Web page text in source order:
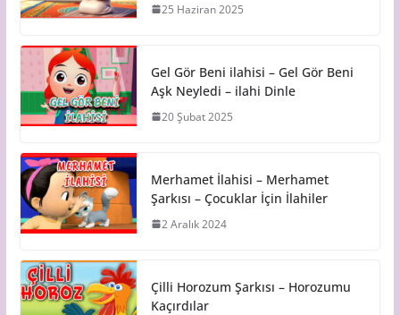
25 Haziran 2025
Gel Gör Beni ilahisi – Gel Gör Beni
Aşk Neyledi – ilahi Dinle
20 Şubat 2025
Merhamet İlahisi – Merhamet
Şarkısı – Çocuklar İçin İlahiler
2 Aralık 2024
Çilli Horozum Şarkısı – Horozumu
Kaçırdılar